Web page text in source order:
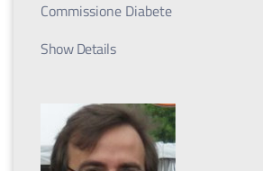
Commissione Diabete
Show Details